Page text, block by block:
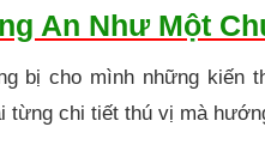
An Như Một
bị cho mình những kiến
từng chi tiết thú vị mà